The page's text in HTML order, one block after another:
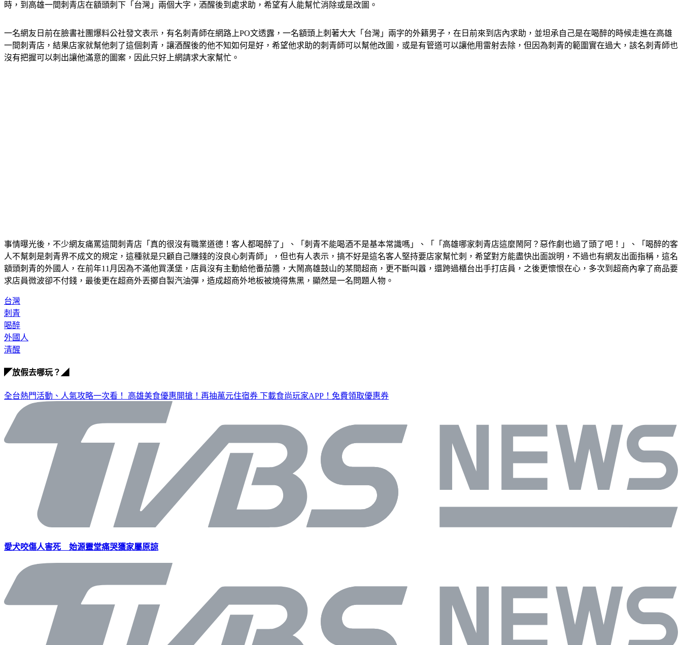
時，到高雄一間刺青店在額頭刺下「台灣」兩個大字，酒醒後到處求助，希望有人能幫忙消除或是改圖。
一名網友日前在臉書社團爆料公社發文表示，有名刺青師在網路上PO文透露，一名額頭上刺著大大「台灣」兩字的外籍男子，在日前來到店內求助，並坦承自己是在喝醉的時候走進在高雄
一間刺青店，結果店家就幫他刺了這個刺青，讓酒醒後的他不知如何是好，希望他求助的刺青師可以幫他改圖，或是有管道可以讓他用雷射去除，但因為刺青的範圍實在過大，該名刺青師也
沒有把握可以刺出讓他滿意的圖案，因此只好上網請求大家幫忙。
事情曝光後，不少網友痛罵這間刺青店「真的很沒有職業道德！客人都喝醉了」、「刺青不能喝酒不是基本常識嗎」、「「高雄哪家刺青店這麼鬧阿？惡作劇也過了頭了吧！」、「喝醉的客
人不幫刺是刺青界不成文的規定，這種就是只顧自己賺錢的沒良心刺青師」，但也有人表示，搞不好是這名客人堅持要店家幫忙刺，希望對方能盡快出面說明，不過也有網友出面指稱，這名
額頭刺青的外國人，在前年11月因為不滿他買漢堡，店員沒有主動給他番茄醬，大鬧高雄鼓山的某間超商，更不斷叫囂，還跨過櫃台出手打店員，之後更懷恨在心，多次到超商內拿了商品要
求店員微波卻不付錢，最後更在超商外丟擲自製汽油彈，造成超商外地板被燒得焦黑，顯然是一名問題人物。
台灣
刺青
喝醉
外國人
清醒
◤放假去哪玩？◢
全台熱門活動、人氣攻略一次看！ 高雄美食優惠開搶！再抽萬元住宿券 下載食尚玩家APP！免費領取優惠券
愛犬咬傷人害死 始源靈堂痛哭獲家屬原諒